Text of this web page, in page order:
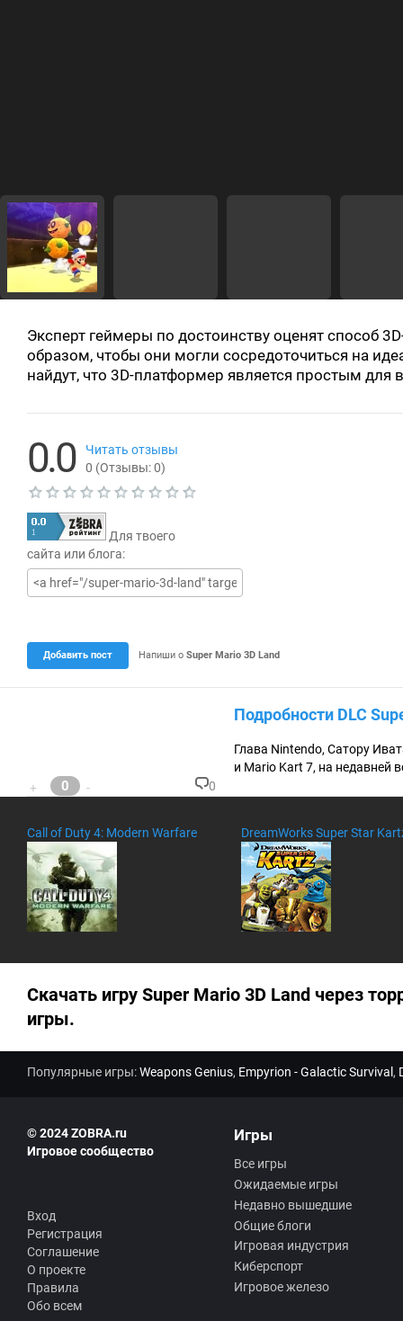
Эксперт геймеры по достоинству оценят способ
образом, чтобы они могли сосредоточиться на
найдут, что 3D-платформер является простым для
0.0
Читать отзывы
0 (Отзывы:0)
е
к
у
щ
а
я
к
Для твоего
сайта или блога:
Добавить пост Напиши о Super Mario 3D Land
Подробности DLC
Глава Nintendo, Сатору
и Mario Kart 7, на недавней
+
0 -
К
0
Call of Duty 4: Modern Warfare DreamWorks Super Star
Скачать игру Super Mario 3D Land через
игры.
Популярные игры:Weapons Genius, Empyrion - Galactic Survival,
© 2024 ZOBRA.ru
Игровое сообщество
Вход
Регистрация
Соглашение
О проекте
Правила
Обо всем
Игры
Все игры
Ожидаемые игры
Недавно вышедшие
Общие блоги
Игровая индустрия
Киберспорт
Игровое железо